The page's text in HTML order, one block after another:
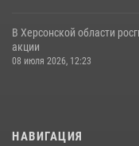
В Херсонской области
акции
08 июля 2026, 12:23
НАВИГАЦИЯ